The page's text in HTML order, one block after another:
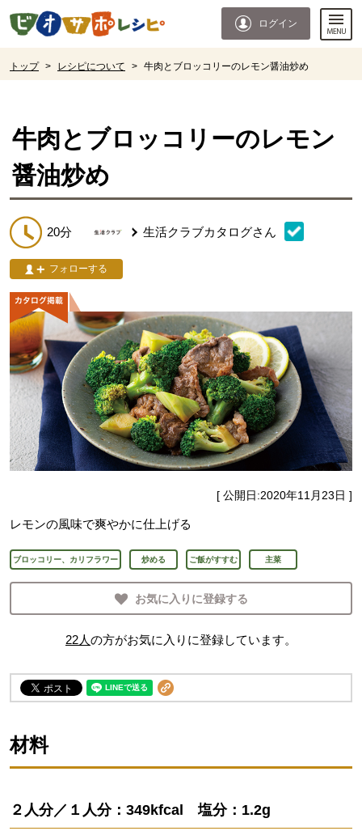
ページの先頭です。
ログイン
トップ > レシピについて > 牛肉とブロッコリーのレモン醤油炒め
牛肉とブロッコリーのレモン
醤油炒め
20分 生活クラブカタログさん
フォローする
[ 公開日:2020年11月23日 ]
レモンの風味で爽やかに仕上げる
ブロッコリー、カリフラワー 炒める ご飯がすすむ 主菜
お気に入りに登録する
22人の方がお気に入りに登録しています。
材料
２人分／１人分：349kfcal 塩分：1.2g